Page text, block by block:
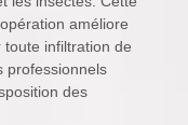
améliore
toute infiltration de
professionnels
des